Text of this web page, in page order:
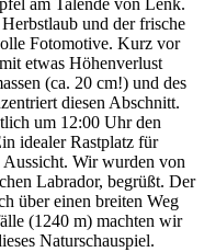
am Talende von Lenk.
und der frische
Fotomotive. Kurz vor
etwas Höhenverlust
(ca. 20 cm!) und des
diesen Abschnitt.
um 12:00 Uhr den
idealer Rastplatz für
Aussicht. Wir wurden von
Labrador, begrüßt. Der
über einen breiten Weg
(1240 m) machten wir
Naturschauspiel.